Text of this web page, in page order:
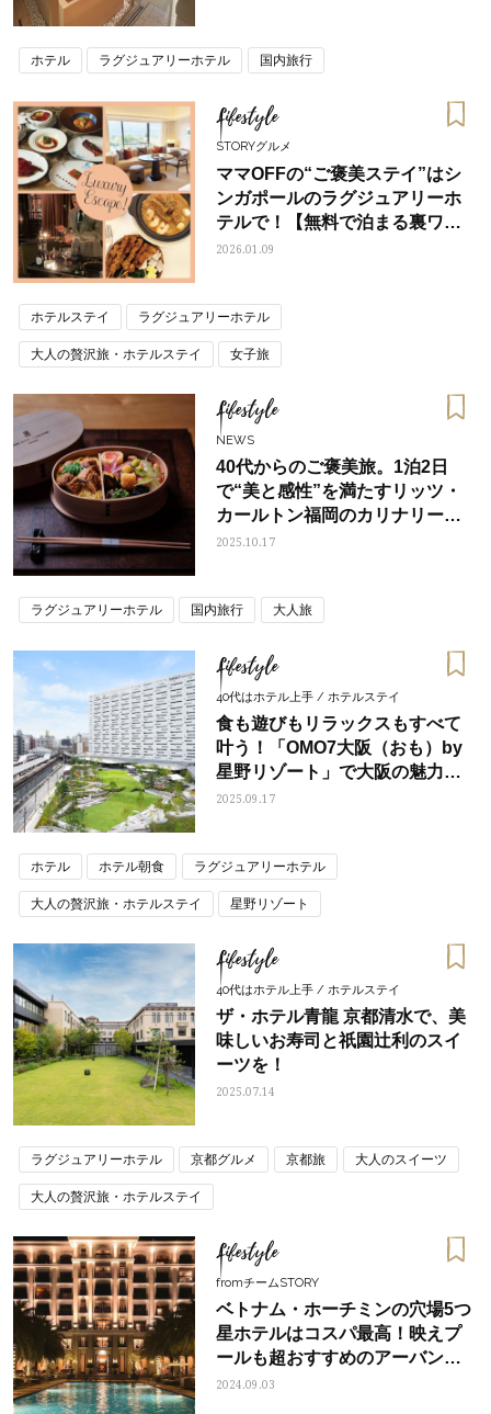
ママとパパに贈る「ジェンダーレ
ス学」
ホテル ラグジュアリーホテル 国内旅行
Lifestyle
STORYグルメ
ママOFFの“ご褒美ステイ”はシ
ンガポールのラグジュアリーホ
テルで！【無料で泊まる裏ワザ
も】
2026.01.09
ホテルステイ ラグジュアリーホテル
大人の贅沢旅・ホテルステイ 女子旅
Lifestyle
NEWS
40代からのご褒美旅。1泊2日
で“美と感性”を満たすリッツ・
カールトン福岡のカリナリー・
ジャーニーへ
2025.10.17
ラグジュアリーホテル 国内旅行 大人旅
Lifestyle
40代はホテル上手 / ホテルステイ
食も遊びもリラックスもすべて
叶う！「OMO7大阪（おも）by
星野リゾート」で大阪の魅力を
まるごと体験
2025.09.17
ホテル ホテル朝食 ラグジュアリーホテル
大人の贅沢旅・ホテルステイ 星野リゾート
Lifestyle
40代はホテル上手 / ホテルステイ
ザ・ホテル青龍 京都清水で、美
味しいお寿司と祇園辻利のスイ
ーツを！
2025.07.14
ラグジュアリーホテル 京都グルメ 京都旅 大人のスイーツ
大人の贅沢旅・ホテルステイ
Lifestyle
fromチームSTORY
ベトナム・ホーチミンの穴場5つ
星ホテルはコスパ最高！映えプ
ールも超おすすめのアーバンリ
ゾート
2024.09.03